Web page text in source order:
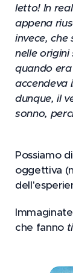
letto! In
appena
invece,
nelle
quando
accendeva
dunque, il
sonno,
Possiamo
oggettiva
che fanno